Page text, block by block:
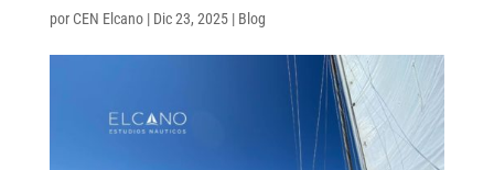
por CEN Elcano| Dic 23, 2025| Blog